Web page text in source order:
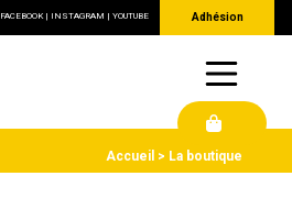
FACEBOOK| INSTAGRAM | YOUTUBE Adhésion
Accueil La boutique